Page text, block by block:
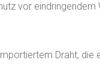
vor eindringendem
Draht,